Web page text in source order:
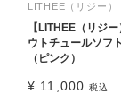
LITHEE（リジー）
【LITHEE（リジ
ウトチュールソフ
（ピンク）
¥ 11,000 税込